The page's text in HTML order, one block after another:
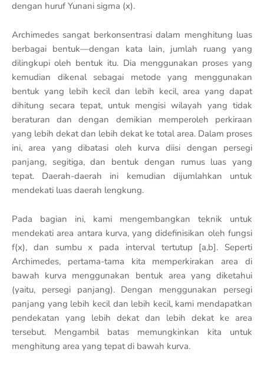
dengan huruf Yunani sigma (x).
Archimedes sangat berkonsentrasi dalam menghitung luas
berbagai bentuk—dengan kata lain, jumlah ruang yang
dilingkupi oleh bentuk itu. Dia menggunakan proses yang
kemudian dikenal sebagai metode yang menggunakan
bentuk yang lebih kecil dan lebih kecil, area yang dapat
dihitung secara tepat, untuk mengisi wilayah yang tidak
beraturan dan dengan demikian memperoleh perkiraan
yang lebih dekat dan lebih dekat ke total area. Dalam proses
ini, area yang dibatasi oleh kurva diisi dengan persegi
panjang, segitiga, dan bentuk dengan rumus luas yang
tepat. Daerah-daerah ini kemudian dijumlahkan untuk
mendekati luas daerah lengkung.
Pada bagian ini, kami mengembangkan teknik untuk
mendekati area antara kurva, yang didefinisikan oleh fungsi
f(x), dan sumbu x pada interval tertutup [a,b]. Seperti
Archimedes, pertama-tama kita memperkirakan area di
bawah kurva menggunakan bentuk area yang diketahui
(yaitu, persegi panjang). Dengan menggunakan persegi
panjang yang lebih kecil dan lebih kecil, kami mendapatkan
pendekatan yang lebih dekat dan lebih dekat ke area
tersebut. Mengambil batas memungkinkan kita untuk
menghitung area yang tepat di bawah kurva.